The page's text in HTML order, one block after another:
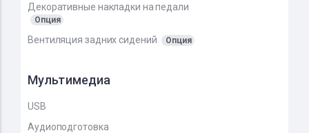
Декоративные накладки на педали
Опция
Вентиляция задних сидений Опция
Мультимедиа
USB
Аудиоподготовка